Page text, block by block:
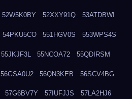
52W5K0BY 52XXY91Q 53ATDBWI
54PKU5CO 551HGV0S 553WPS4S
55JKJF3L 55NCOA72 55QDIRSM
56GSA0U2 56QN3KEB 56SCV4BG
57G6BV7Y 57IUFJJS 57LA2HJ6